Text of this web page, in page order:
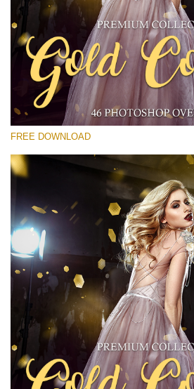
Prosím vyberte
Free Gold Overlay #19
Small 800*533px
Gold Confetti
(46 Overlays)
Fairy Tale (344 Overlays)
Large 6000*4000px
Entire Collection
(1783 Overlays)
Large 6000*4000px
Stažení zdarma
FREE DOWNLOAD